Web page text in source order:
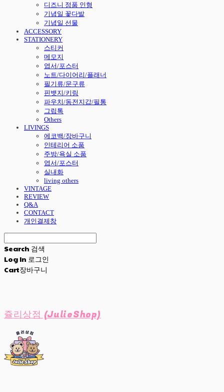
디즈니 정품 인형
기념일 꽃다발
기념일 선물
ACCESSORY
STATIONERY
스티커
메모지
엽서/포스터
노트/다이어리/플래너
필기류/문구류
핀뱃지/키링
파우치/동전지갑/필통
그립톡
Others
LIVINGS
에코백/장바구니
인테리어 소품
주방/욕실 소품
엽서/포스터
실내화
living others
VINTAGE
REVIEW
Q&A
CONTACT
개인결제창
Search 검색
Log In 로그인
Cart장바구니
쥴리상점 (JulieShop)